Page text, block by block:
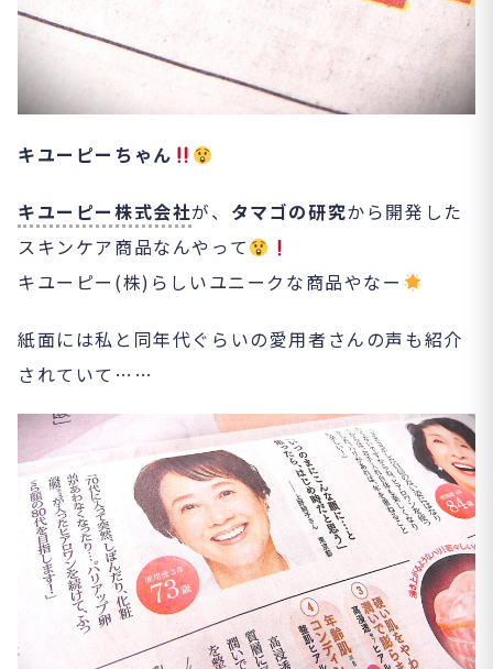
キユーピーちゃん
キユーピー株式会社が、 タマゴの研究から開発した
スキンケア商品なんやって
キユーピー(株)らしいユニークな商品やなー
紙面には私と同年代ぐらいの愛用者さんの声も紹介
されていて……